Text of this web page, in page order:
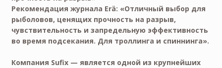
Рекомендация журнала Erä: «Отличный выбор для
рыболовов, ценящих прочность на разрыв,
чувствительность и запредельную эффективность
во время подсекания. Для троллинга и спиннинга».
Компания Sufix — является одной из крупнейших